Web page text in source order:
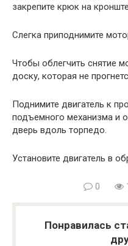
закрепите крюк на
Слегка приподнимите
Чтобы облегчить снятие
доску, которая не
Поднимите двигатель к
подъемного механизма и
дверь вдоль торпедо.
Установите двигатель в
0
Понравилась